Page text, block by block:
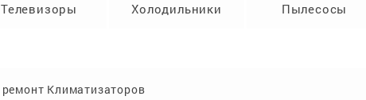
Телевизоры Холодильники Пылесосы
ремонт Климатизаторов